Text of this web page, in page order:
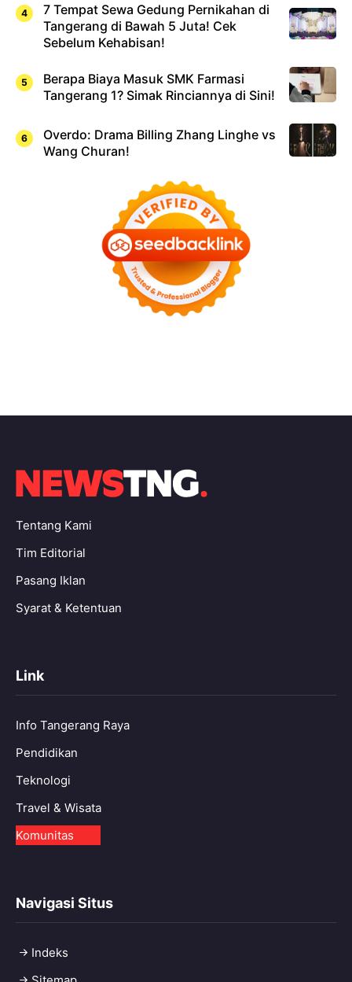
7 Tempat Sewa Gedung Pernikahan di
Tangerang di Bawah 5 Juta! Cek
Sebelum Kehabisan!
Berapa Biaya Masuk SMK Farmasi
Tangerang 1? Simak Rinciannya di Sini!
Overdo: Drama Billing Zhang Linghe vs
Wang Churan!
Tentang Kami
Tim Editorial
Pasang Iklan
Syarat & Ketentuan
Link
Info Tangerang Raya
Pendidikan
Teknologi
Travel & Wisata
Komunitas
Navigasi Situs
Indeks